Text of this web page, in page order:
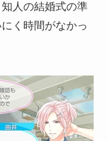
人の結婚式の準
く時間がなかっ